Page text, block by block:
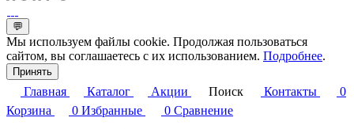
💬
Мы используем файлы cookie. Продолжая пользоваться
сайтом, вы соглашаетесь с их использованием. Подробнее.
Принять
Главная Каталог Акции Поиск Контакты
0
Корзина
0 Избранные 0 Сравнение